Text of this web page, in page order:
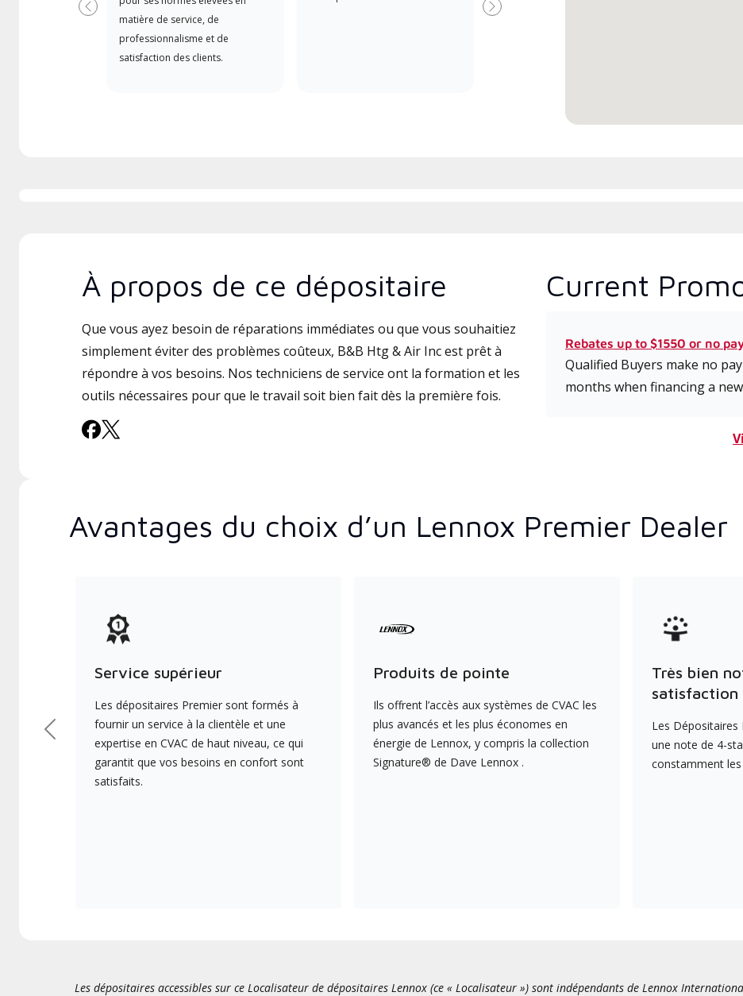
matière de service, de
professionnalisme et de
satisfaction des clients.
Précédent Suivant
À propos de ce dépositaire
Que vous ayez besoin de réparations immédiates ou que vous souhaitiez
simplement éviter des problèmes coûteux, B&B Htg & Air Inc est prêt à
répondre à vos besoins. Nos techniciens de service ont la formation et les
outils nécessaires pour que le travail soit bien fait dès la première fois.
Current
Rebates up to $1550 or no
Qualified Buyers make no
months when financing a
Avantages du choix d’un Lennox Premier Dealer
Service supérieur
Les dépositaires Premier sont formés à
fournir un service à la clientèle et une
expertise en CVAC de haut niveau, ce qui
garantit que vos besoins en confort sont
satisfaits.
Produits de pointe
Ils offrent l’accès aux systèmes de CVAC les
plus avancés et les plus économes en
énergie de Lennox, y compris la collection
Signature® de Dave Lennox .
Très bien
satisfaction
Les
une note de 4-
constamment
Précédent
Les dépositaires accessibles sur ce Localisateur de dépositaires Lennox (ce « Localisateur ») sont indépendants de Lennox